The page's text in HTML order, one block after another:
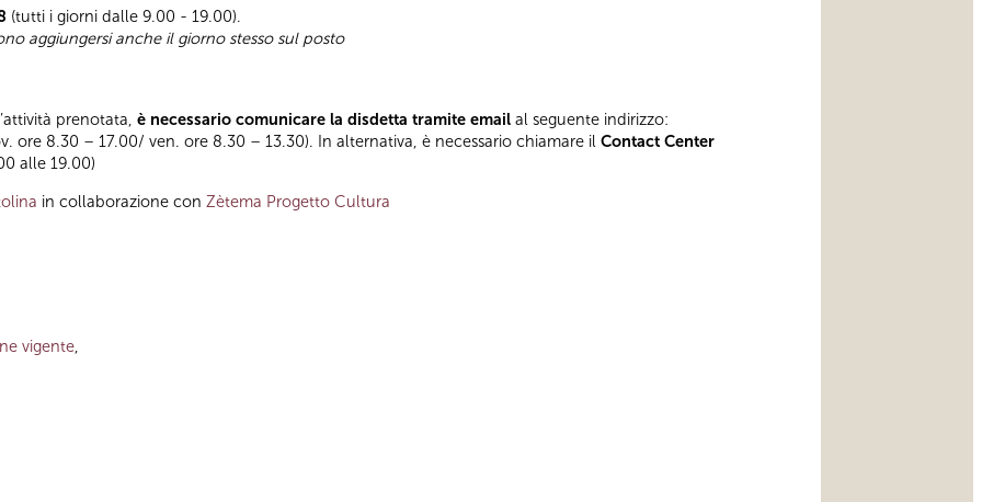
(tutti i giorni dalle 9.00 - 19.00).
aggiungersi anche il giorno stesso sul posto
prenotata, è necessario comunicare la disdetta tramite email al seguente indirizzo:
ore 8.30 – 17.00/ ven. ore 8.30 – 13.30). In alternativa, è necessario chiamare il Contact Center
alle 19.00)
in collaborazione con Zètema Progetto Cultura
vigente,